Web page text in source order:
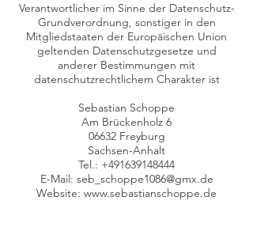
Verantwortlicher im Sinne der Datenschutz-
Grundverordnung, sonstiger in den
Mitgliedstaaten der Europäischen Union
geltenden Datenschutzgesetze und
anderer Bestimmungen mit
datenschutzrechtlichem Charakter ist
Sebastian Schoppe
Am Brückenholz 6
06632 Freyburg
Sachsen-Anhalt
Tel.: +491639148444
E-Mail: seb_schoppe1086@gmx.de
Website: www.sebastianschoppe.de